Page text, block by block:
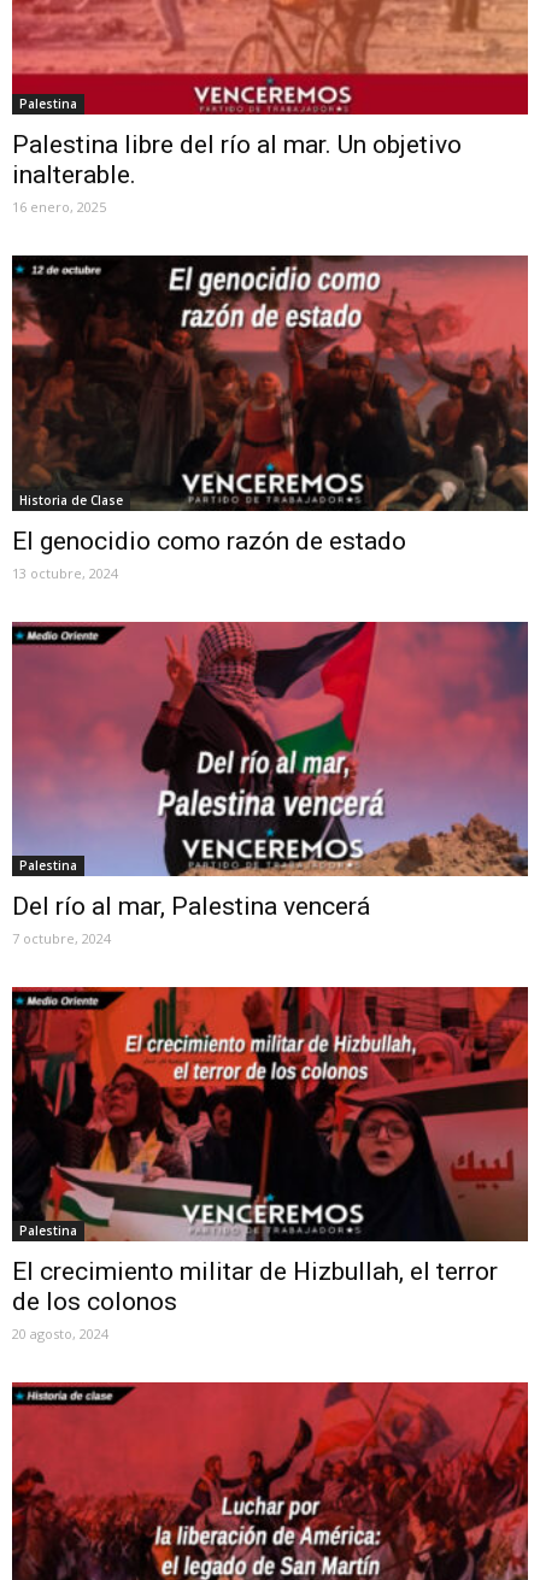
Palestina
Palestina libre del río al mar. Un objetivo
inalterable.
16 enero, 2025
Historia de Clase
El genocidio como razón de estado
13 octubre, 2024
Palestina
Del río al mar, Palestina vencerá
7 octubre, 2024
Palestina
El crecimiento militar de Hizbullah, el terror
de los colonos
20 agosto, 2024